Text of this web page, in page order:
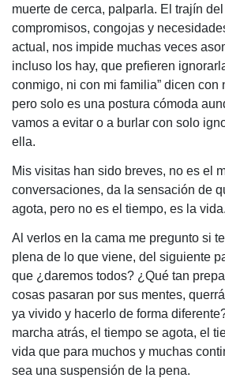
muerte de cerca, palparla. El trajín
compromisos, congojas y
actual, nos impide muchas veces
incluso los hay, que prefieren
conmigo, ni con mi familia” dicen con
pero solo es una postura cómoda
vamos a evitar o a burlar con solo
ella.
Mis visitas han sido breves, no es el
conversaciones, da la sensación de
agota, pero no es el tiempo, es la vida.
Al verlos en la cama me pregunto si
plena de lo que viene, del siguiente
que ¿daremos todos? ¿Qué tan
cosas pasaran por sus mentes,
ya vivido y hacerlo de forma
marcha atrás, el tiempo se agota, el
vida que para muchos y muchas
sea una suspensión de la pena.